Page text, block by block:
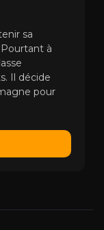
sa
à
Il décide
pour